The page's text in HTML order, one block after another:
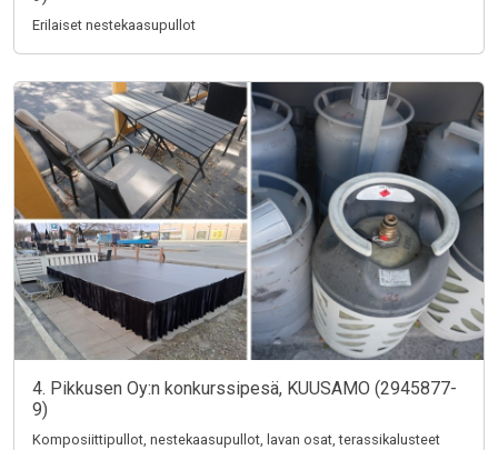
Erilaiset nestekaasupullot
4. Pikkusen Oy:n konkurssipesä, KUUSAMO (2945877-
9)
Komposiittipullot, nestekaasupullot, lavan osat, terassikalusteet